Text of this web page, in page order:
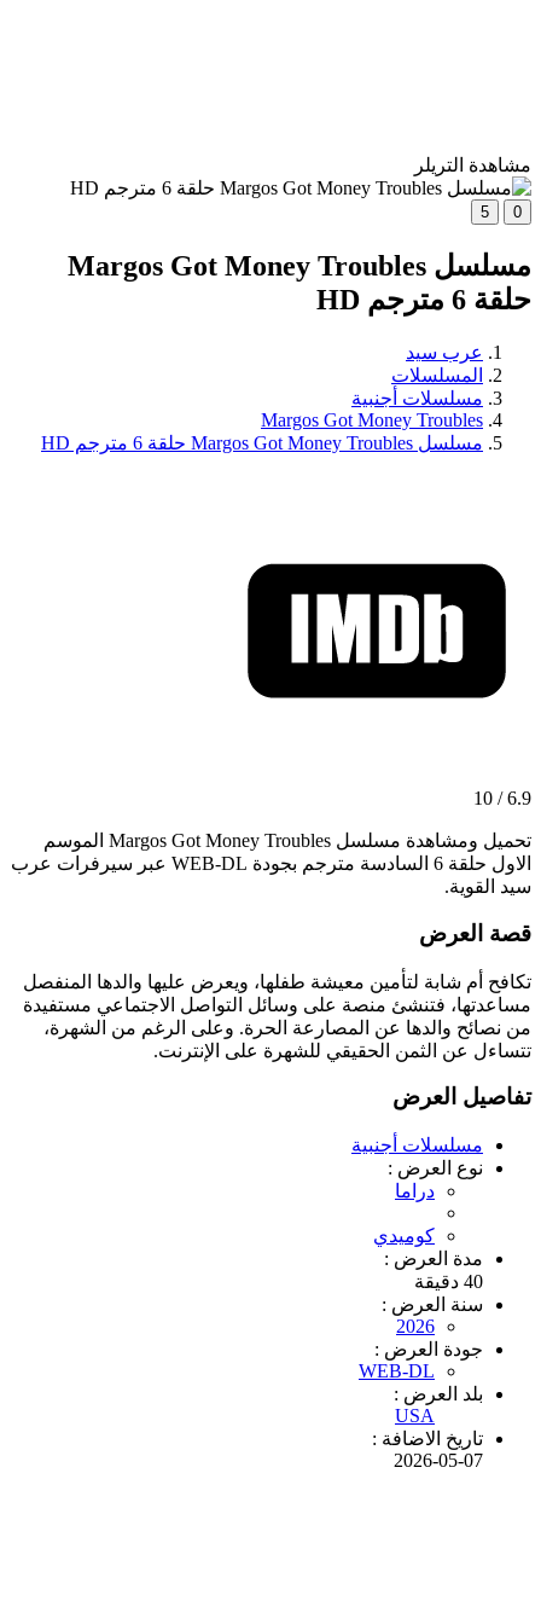
مشاهدة التريلر
0
5
مسلسل Margos Got Money Troubles
حلقة 6 مترجم HD
عرب سيد
المسلسلات
مسلسلات أجنبية
Margos Got Money Troubles
مسلسل Margos Got Money Troubles حلقة 6 مترجم HD
6.9 / 10
تحميل ومشاهدة مسلسل Margos Got Money Troubles الموسم
الاول حلقة 6 السادسة مترجم بجودة WEB-DL عبر سيرفرات عرب
سيد القوية.
قصة العرض
تكافح أم شابة لتأمين معيشة طفلها، ويعرض عليها والدها المنفصل
مساعدتها، فتنشئ منصة على وسائل التواصل الاجتماعي مستفيدة
من نصائح والدها عن المصارعة الحرة. وعلى الرغم من الشهرة،
تتساءل عن الثمن الحقيقي للشهرة على الإنترنت.
تفاصيل العرض
مسلسلات أجنبية
نوع العرض :
دراما
كوميدي
مدة العرض :
40 دقيقة
سنة العرض :
2026
جودة العرض :
WEB-DL
بلد العرض :
USA
تاريخ الاضافة :
2026-05-07